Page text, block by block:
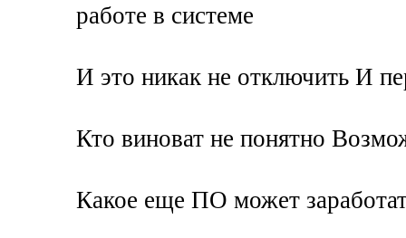
работе в системе
И это никак не отключить И
Кто виноват не понятно
Какое еще ПО может